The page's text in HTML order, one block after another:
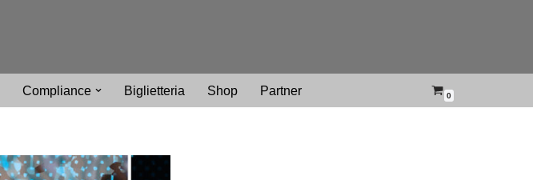
Compliance Biglietteria Shop Partner 0